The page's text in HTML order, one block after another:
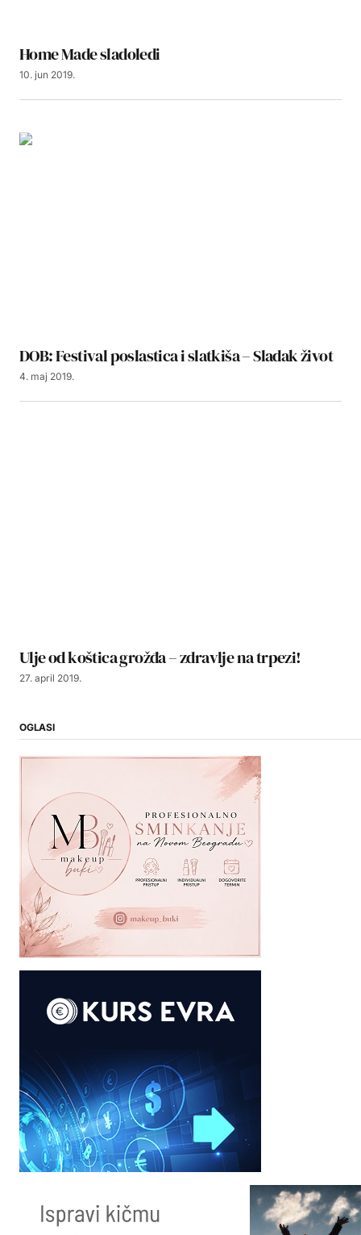
Home Made sladoledi
10. jun 2019.
DOB: Festival poslastica i slatkiša – Sladak život
4. maj 2019.
Ulje od koštica grožđa – zdravlje na trpezi!
27. april 2019.
OGLASI